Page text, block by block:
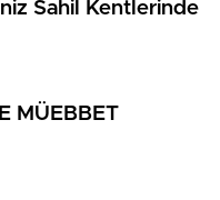
Sahil Kentlerinde
MÜEBBET